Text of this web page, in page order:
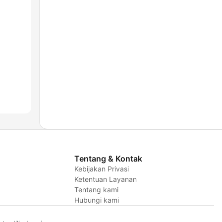
Tentang & Kontak
Kebijakan Privasi
Ketentuan Layanan
Tentang kami
Hubungi kami